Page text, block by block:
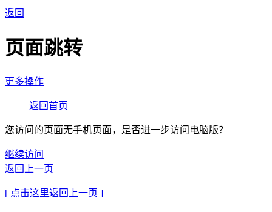
返回
页面跳转
更多操作
返回首页
您访问的页面无手机页面，是否进一步访问电脑版？
继续访问
返回上一页
[ 点击这里返回上一页 ]